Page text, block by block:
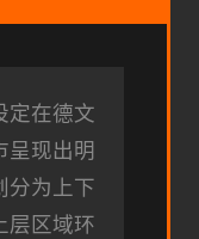
定在德文
呈现出明
分为上下
层区域环